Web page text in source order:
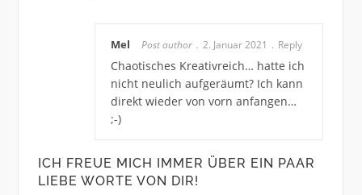
Mel Post author 2. Januar 2021 Reply
Chaotisches Kreativreich… hatte ich
nicht neulich aufgeräumt? Ich kann
direkt wieder von vorn anfangen…
;-)
ICH FREUE MICH IMMER ÜBER EIN PAAR
LIEBE WORTE VON DIR!